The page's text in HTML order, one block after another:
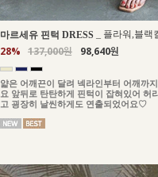
마르세유 핀턱 DRESS 플라워,블랙
28% 137,000원 98,640원
얇은 어깨끈이 달려 넥라인부터 어깨까
요 앞뒤로 탄탄하게 핀턱이 잡혀있어 허
고 굉장히 날씬하게도 연출되었어요♡